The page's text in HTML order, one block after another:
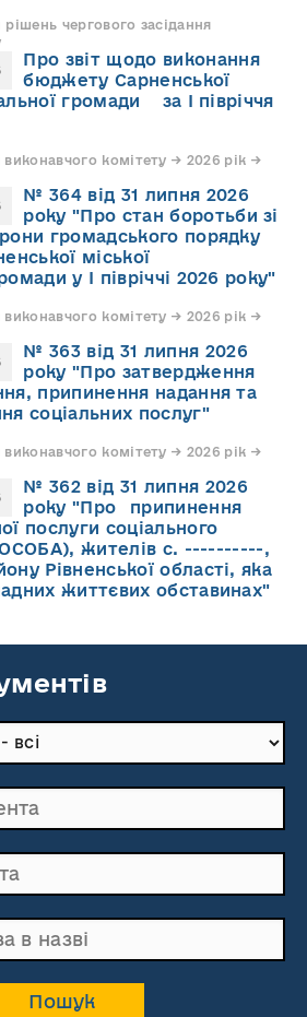
чергового засідання
Про звіт щодо виконання
бюджету Сарненської
громади за І півріччя
комітету → 2026 рік →
№ 364 від 31 липня 2026
року "Про стан боротьби зі
громадського порядку
міської
у І півріччі 2026 року"
комітету → 2026 рік →
№ 363 від 31 липня 2026
року "Про затвердження
припинення надання та
соціальних послуг"
комітету → 2026 рік →
№ 362 від 31 липня 2026
року "Про припинення
послуги соціального
жителів с. ----------,
Рівненської області, яка
життєвих обставинах"